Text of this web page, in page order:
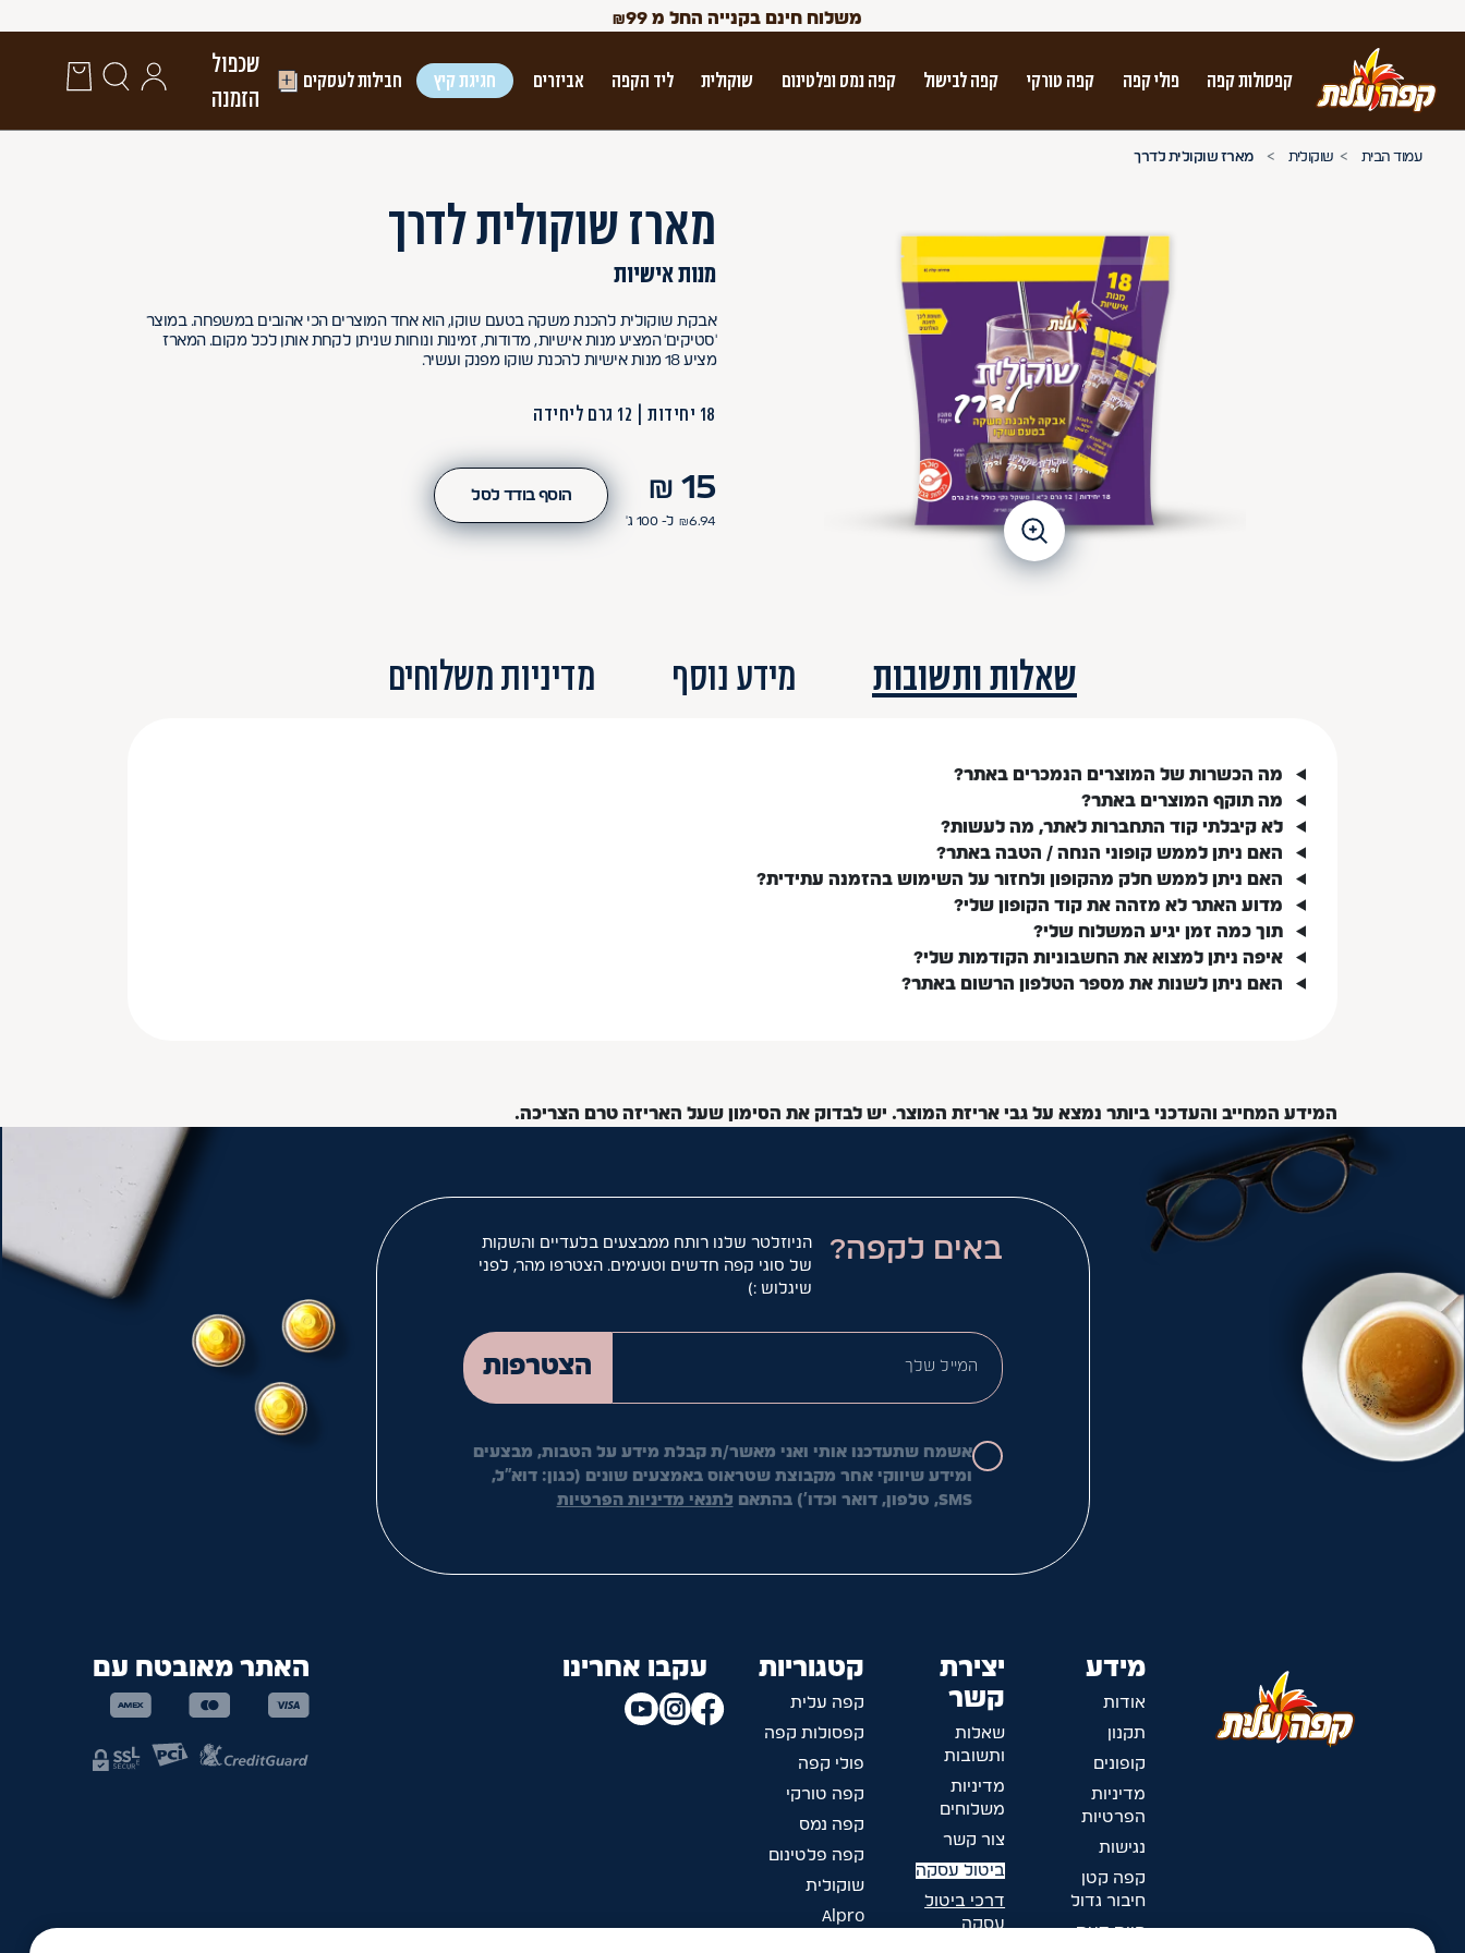
משלוח חינם בקנייה החל מ ₪99
קפסולות קפה פולי קפה קפה טורקי קפה לבישול קפה נמס ופלטינום שוקולית ליד הקפה אביזרים חגיגת קיץ חבילות לעסקים
על מנת לנווט בתת תפריט יש להשתמש במקש הטאב
שכפול
הזמנה
Use Up and Down arrow keys to navigate search results.
עמוד הבית שוקולית מארז שוקולית לדרך
מארז שוקולית לדרך
מנות אישיות
אבקת שוקולית להכנת משקה בטעם שוקו, הוא אחד המוצרים הכי אהובים במשפחה. במוצר
'סטיקים' המציע מנות אישיות, מדודות, זמינות ונוחות שניתן לקחת אותן לכל מקום. המארז
מציע 18 מנות אישיות להכנת שוקו מפנק ועשיר.
18 יחידות 12 גרם ליחידה
15
₪
6.94
₪ ל- 100 ג'
הוסף בודד לסל
שאלות ותשובות מידע נוסף מדיניות משלוחים
מה הכשרות של המוצרים הנמכרים באתר?
מה תוקף המוצרים באתר?
לא קיבלתי קוד התחברות לאתר, מה לעשות?
האם ניתן לממש קופוני הנחה / הטבה באתר?
האם ניתן לממש חלק מהקופון ולחזור על השימוש בהזמנה עתידית?
מדוע האתר לא מזהה את קוד הקופון שלי?
תוך כמה זמן יגיע המשלוח שלי?
איפה ניתן למצוא את החשבוניות הקודמות שלי?
האם ניתן לשנות את מספר הטלפון הרשום באתר?
המידע המחייב והעדכני ביותר נמצא על גבי אריזת המוצר. יש לבדוק את הסימון שעל האריזה טרם הצריכה.
באים לקפה?
הניוזלטר שלנו רותח ממבצעים בלעדיים והשקות
של סוגי קפה חדשים וטעימים. הצטרפו מהר, לפני
שיגלוש :)
הצטרפות
המייל שלך
אשמח שתעדכנו אותי ואני מאשר/ת קבלת מידע על הטבות, מבצעים
ומידע שיווקי אחר מקבוצת שטראוס באמצעים שונים (כגון: דוא"ל,
SMS, טלפון, דואר וכדו') בהתאם
לתנאי מדיניות הפרטיות
מידע
אודות
תקנון
קופונים
מדיניות
הפרטיות
נגישות
קפה קטן
חיבור גדול
חוות דעת
יצירת
קשר
שאלות
ותשובות
מדיניות
משלוחים
צור קשר
ביטול עסקה
דרכי ביטול
עסקה
קטגוריות
קפה עלית
קפסולות קפה
פולי קפה
קפה טורקי
קפה נמס
קפה פלטינום
שוקולית
Alpro
עקבו אחרינו האתר מאובטח עם